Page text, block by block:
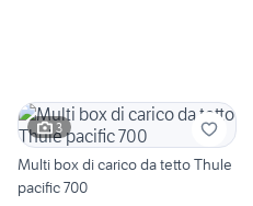
3
Multi box di carico da tetto Thule
pacific 700